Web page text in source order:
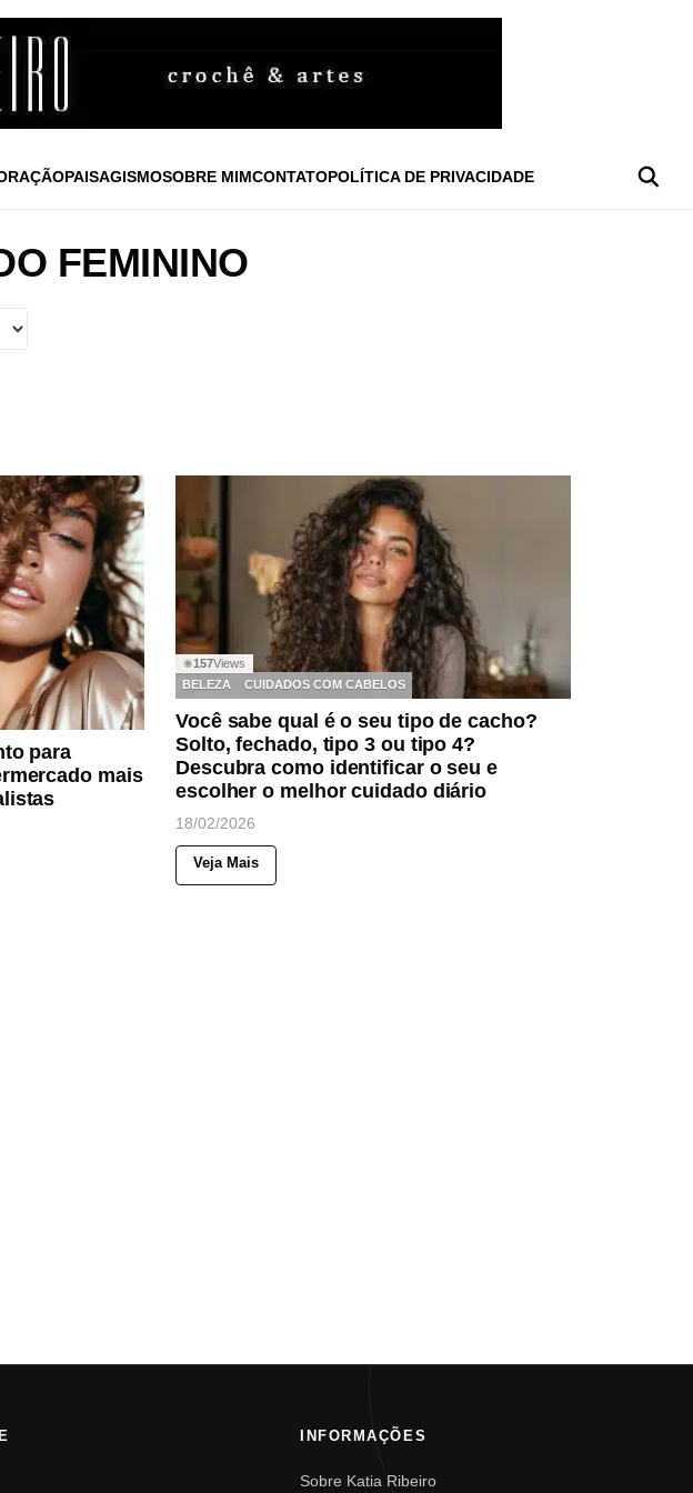
PAISAGISMOSOBRE MIMCONTATOPOLÍTICA DE PRIVACIDADE
FEMININO
para
mais
◉157Views
BELEZA
CUIDADOS COM CABELOS
Você sabe qual é o seu tipo de cacho?
Solto, fechado, tipo 3 ou tipo 4?
Descubra como identificar o seu e
escolher o melhor cuidado diário
18/02/2026
Veja Mais
INFORMAÇÕES
Sobre Katia Ribeiro